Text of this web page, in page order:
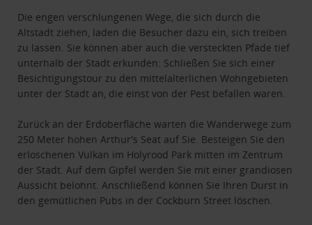
Die engen verschlungenen Wege, die sich durch die
Altstadt ziehen, laden die Besucher dazu ein, sich treiben
zu lassen. Sie können aber auch die versteckten Pfade tief
unterhalb der Stadt erkunden: Schließen Sie sich einer
Besichtigungstour zu den mittelalterlichen Wohngebieten
unter der Stadt an, die einst von der Pest befallen waren.
Zurück an der Erdoberfläche warten die Wanderwege zum
250 Meter hohen Arthur's Seat auf Sie. Besteigen Sie den
erloschenen Vulkan im Holyrood Park mitten im Zentrum
der Stadt. Auf dem Gipfel werden Sie mit einer grandiosen
Aussicht belohnt. Anschließend können Sie Ihren Durst in
den gemütlichen Pubs in der Cockburn Street löschen.